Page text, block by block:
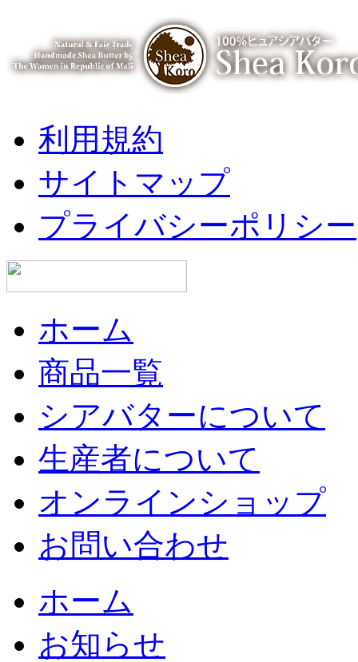
利用規約
サイトマップ
プライバシーポリシー
ホーム
商品一覧
シアバターについて
生産者について
オンラインショップ
お問い合わせ
ホーム
お知らせ